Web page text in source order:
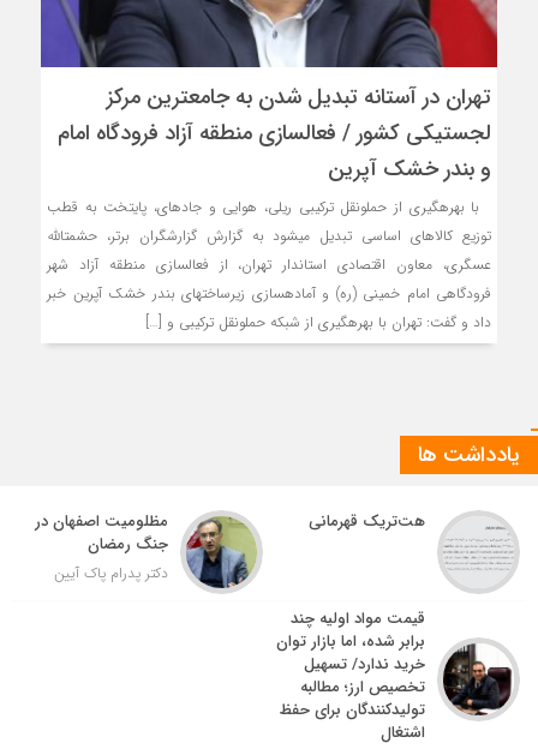
تهران در آستانه تبدیل شدن به جامعترین مرکز
لجستیکی کشور / فعالسازی منطقه آزاد فرودگاه امام
و بندر خشک آپرین
با بهرهگیری از حملونقل ترکیبی ریلی، هوایی و جادهای، پایتخت به قطب
توزیع کالاهای اساسی تبدیل میشود به گزارش گزارشگران برتر، حشمتالله
عسگری، معاون اقتصادی استاندار تهران، از فعالسازی منطقه آزاد شهر
فرودگاهی امام خمینی (ره) و آمادهسازی زیرساختهای بندر خشک آپرین خبر
داد و گفت: تهران با بهرهگیری از شبکه حملونقل ترکیبی و […]
یادداشت ها
هت‌تریک قهرمانی
مظلومیت اصفهان در
جنگ رمضان
دکتر پدرام پاک آیین
قیمت مواد اولیه چند
برابر شده، اما بازار توان
خرید ندارد/ تسهیل
تخصیص ارز؛ مطالبه
تولیدکنندگان برای حفظ
اشتغال